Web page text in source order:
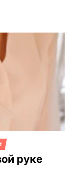
руке